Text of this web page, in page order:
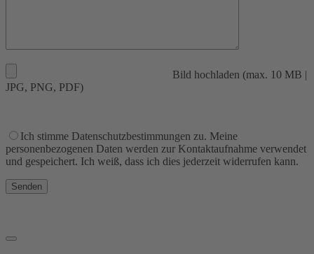
Bild hochladen (max. 10 MB |
JPG, PNG, PDF)
Ich stimme Datenschutzbestimmungen zu. Meine
personenbezogenen Daten werden zur Kontaktaufnahme verwendet
und gespeichert. Ich weiß, dass ich dies jederzeit widerrufen kann.
Senden